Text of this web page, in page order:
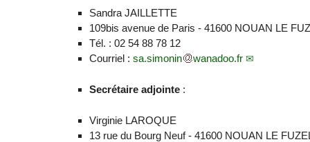
Sandra JAILLETTE
109bis avenue de Paris - 41600 NOUAN LE
Tél. : 02 54 88 78 12
Courriel :sa.simonin wanadoo.fr
Secrétaire adjointe :
Virginie LAROQUE
13 rue du Bourg Neuf - 41600 NOUAN LE